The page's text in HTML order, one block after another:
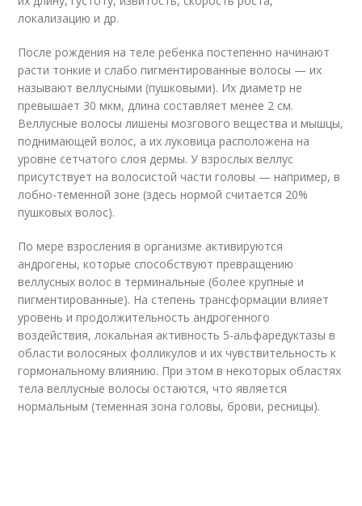
локализацию и др.
После рождения на теле ребенка постепенно начинают
расти тонкие и слабо пигментированные волосы — их
называют веллусными (пушковыми). Их диаметр не
превышает 30 мкм, длина составляет менее 2 см.
Веллусные волосы лишены мозгового вещества и мышцы,
поднимающей волос, а их луковица расположена на
уровне сетчатого слоя дермы. У взрослых веллус
присутствует на волосистой части головы — например, в
лобно-теменной зоне (здесь нормой считается 20%
пушковых волос).
По мере взросления в организме активируются
андрогены, которые способствуют превращению
веллусных волос в терминальные (более крупные и
пигментированные). На степень трансформации влияет
уровень и продолжительность андрогенного
воздействия, локальная активность 5-альфаредуктазы в
области волосяных фолликулов и их чувствительность к
гормональному влиянию. При этом в некоторых областях
тела веллусные волосы остаются, что является
нормальным (теменная зона головы, брови, ресницы).